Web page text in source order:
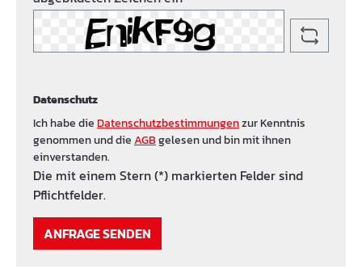
Datenschutz
Ich habe dieDatenschutzbestimmungenzur Kenntnis
genommen und dieAGBgelesen und bin mit ihnen
einverstanden.
Die mit einem Stern (*) markierten Felder sind
Pflichtfelder.
ANFRAGE SENDEN